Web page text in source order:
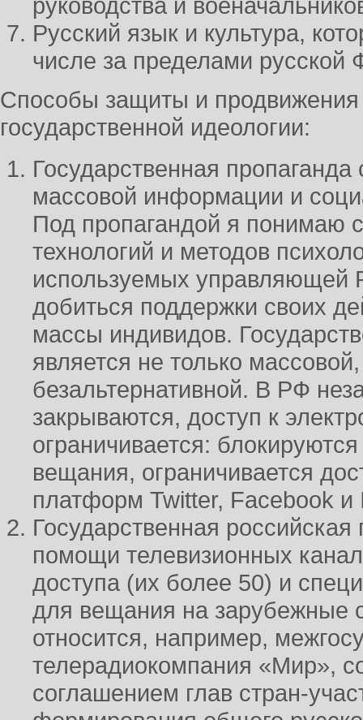
руководства и
Русский язык и культура,
числе за пределами русской
Способы защиты и продвижения
государственной идеологии:
Государственная
массовой информации и
Под пропагандой я понимаю
технологий и методов
используемых управляющей
добиться поддержки своих
массы индивидов.
является не только
безальтернативной. В РФ
закрываются, доступ к
ограничивается:
вещания, ограничивается
платформ Twitter, Facebook и
Государственная
помощи телевизионных
доступа (их более 50) и
для вещания на зарубежные
относится, например,
телерадиокомпания «Мир»,
соглашением глав стран-